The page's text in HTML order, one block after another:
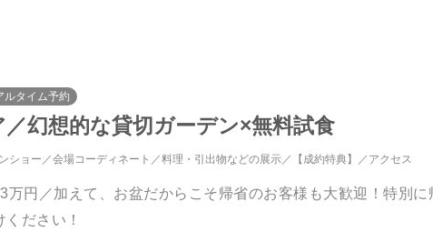
ルタイム予約
幻想的な貸切ガーデン×無料試食
ショー 会場コーディネート 料理・引出物などの展示 【成約特典】 アクセス
万円／加えて、お盆だからこそ帰省のお客様も大歓迎！特別
ださい！